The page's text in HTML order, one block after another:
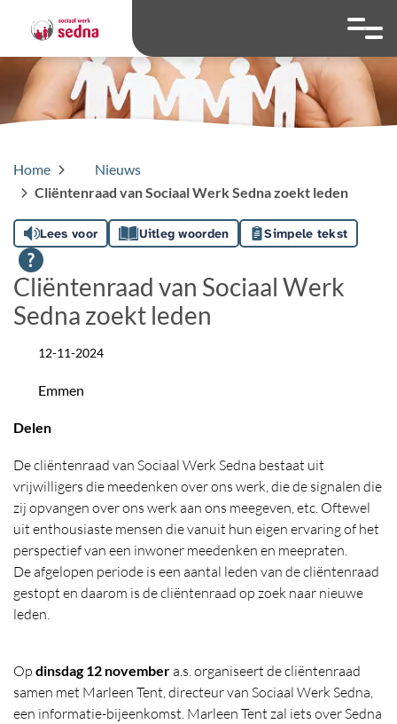
Hoog contrast
Ga naar
Home
Nieuws
Cliëntenraad van Sociaal Werk Sedna zoekt leden
Lees voor Uitleg woorden Simpele tekst
Cliëntenraad van Sociaal Werk
Sedna zoekt leden
Datum
12-11-2024
LocatieEmmen
Delen
De cliëntenraad van Sociaal Werk Sedna bestaat uit
vrijwilligers die meedenken over ons werk, die de signalen die
zij opvangen over ons werk aan ons meegeven, etc. Oftewel
uit enthousiaste mensen die vanuit hun eigen ervaring of het
perspectief van een inwoner meedenken en meepraten.
De afgelopen periode is een aantal leden van de cliëntenraad
gestopt en daarom is de cliëntenraad op zoek naar nieuwe
leden.
Op dinsdag 12 novembera.s. organiseert de cliëntenraad
samen met Marleen Tent, directeur van Sociaal Werk Sedna,
een informatie-bijeenkomst. Marleen Tent zal iets over Sedna